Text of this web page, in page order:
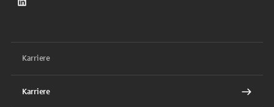
LinkedIn
Karriere
Karriere